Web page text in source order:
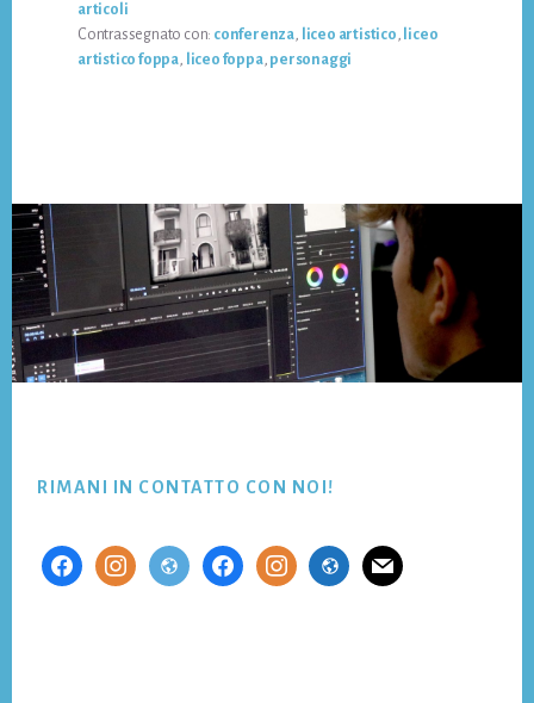
articoli
Contrassegnato con: conferenza, liceo artistico, liceo
artistico foppa, liceo foppa, personaggi
RIMANI IN CONTATTO CON NOI!
facebookinstagramwebsitefacebookinstagramwebsitemail